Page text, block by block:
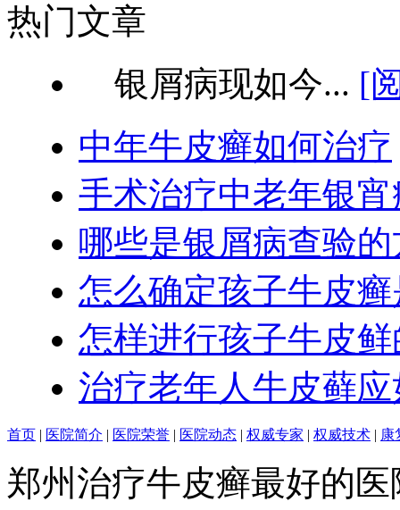
热门文章
银屑病现如今... [
中年牛皮癣如何治疗
手术治疗中老年银
哪些是银屑病查验
怎么确定孩子牛皮
怎样进行孩子牛皮
治疗老年人牛皮藓
首页 | 医院简介 | 医院荣誉 | 医院动态 | 权威专家 | 权威技术 | 康
郑州治疗牛皮癣最好的